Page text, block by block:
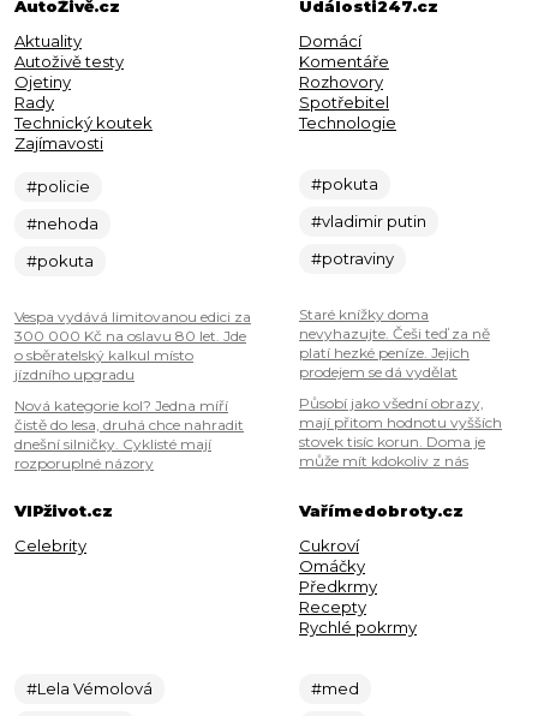
AutoŽivě.cz
Aktuality
Autoživě testy
Ojetiny
Rady
Technický koutek
Zajímavosti
#policie
#nehoda
#pokuta
Vespa vydává limitovanou edici za
300 000 Kč na oslavu 80 let. Jde
o sběratelský kalkul místo
jízdního upgradu
Nová kategorie kol? Jedna míří
čistě do lesa, druhá chce nahradit
dnešní silničky. Cyklisté mají
rozporuplné názory
Události247.cz
Domácí
Komentáře
Rozhovory
Spotřebitel
Technologie
#pokuta
#vladimir putin
#potraviny
Staré knížky doma
nevyhazujte. Češi teď za ně
platí hezké peníze. Jejich
prodejem se dá vydělat
Působí jako všední obrazy,
mají přitom hodnotu vyšších
stovek tisíc korun. Doma je
může mít kdokoliv z nás
VIPživot.cz
Celebrity
#Lela Vémolová
Vařímedobroty.cz
Cukroví
Omáčky
Předkrmy
Recepty
Rychlé pokrmy
#med